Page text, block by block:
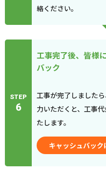
絡ください。
STEP
6
工事完了後、皆様
バック
工事が完了しました
力いただくと、工事
たします。
キャッシュバック